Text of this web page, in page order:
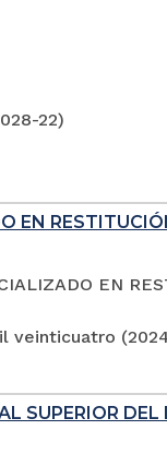
22)
EN
EN
veinticuatro
SUPERIOR